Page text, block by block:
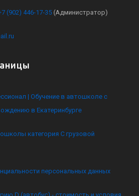
(902) 446-17-35 (Администратор)
| Обучение в автошколе с
в Екатеринбурге
категория C грузовой
персональных данных